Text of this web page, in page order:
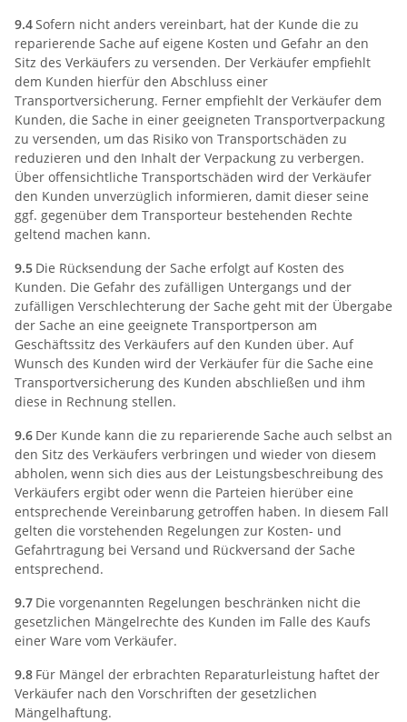
9.4Sofern nicht anders vereinbart, hat der Kunde die zu
reparierende Sache auf eigene Kosten und Gefahr an den
Sitz des Verkäufers zu versenden. Der Verkäufer empfiehlt
dem Kunden hierfür den Abschluss einer
Transportversicherung. Ferner empfiehlt der Verkäufer dem
Kunden, die Sache in einer geeigneten Transportverpackung
zu versenden, um das Risiko von Transportschäden zu
reduzieren und den Inhalt der Verpackung zu verbergen.
Über offensichtliche Transportschäden wird der Verkäufer
den Kunden unverzüglich informieren, damit dieser seine
ggf. gegenüber dem Transporteur bestehenden Rechte
geltend machen kann.
9.5 Die Rücksendung der Sache erfolgt auf Kosten des
Kunden. Die Gefahr des zufälligen Untergangs und der
zufälligen Verschlechterung der Sache geht mit der Übergabe
der Sache an eine geeignete Transportperson am
Geschäftssitz des Verkäufers auf den Kunden über. Auf
Wunsch des Kunden wird der Verkäufer für die Sache eine
Transportversicherung des Kunden abschließen und ihm
diese in Rechnung stellen.
9.6 Der Kunde kann die zu reparierende Sache auch selbst an
den Sitz des Verkäufers verbringen und wieder von diesem
abholen, wenn sich dies aus der Leistungsbeschreibung des
Verkäufers ergibt oder wenn die Parteien hierüber eine
entsprechende Vereinbarung getroffen haben. In diesem Fall
gelten die vorstehenden Regelungen zur Kosten- und
Gefahrtragung bei Versand und Rückversand der Sache
entsprechend.
9.7 Die vorgenannten Regelungen beschränken nicht die
gesetzlichen Mängelrechte des Kunden im Falle des Kaufs
einer Ware vom Verkäufer.
9.8 Für Mängel der erbrachten Reparaturleistung haftet der
Verkäufer nach den Vorschriften der gesetzlichen
Mängelhaftung.